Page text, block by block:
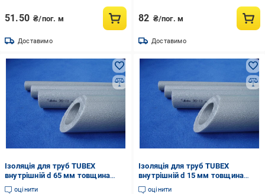
51.50 ₴/пог. м
Доставимо
82 ₴/пог. м
Доставимо
Ізоляція для труб TUBEX
внутрішній d 65 мм товщина
стінки 10 мм (837190903)
оцінити
Ізоляція для труб TUBEX
внутрішній d 15 мм товщина
стінки 15 мм (837219242)
оцінити